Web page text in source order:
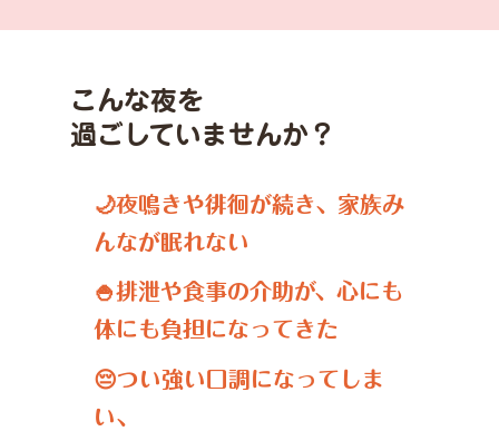
こんな夜を
過ごしていませんか？
🌙夜鳴きや徘徊が続き、家族み
んなが眠れない
🍚排泄や食事の介助が、心にも
体にも負担になってきた
😔つい強い口調になってしま
い、